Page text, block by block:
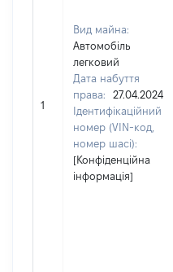
1
Вид майна:
Автомобіль
легковий
Дата набуття
права:
27.04.2024
Ідентифікаційний
номер (VIN-код,
номер шасі):
[Конфіденційна
інформація]